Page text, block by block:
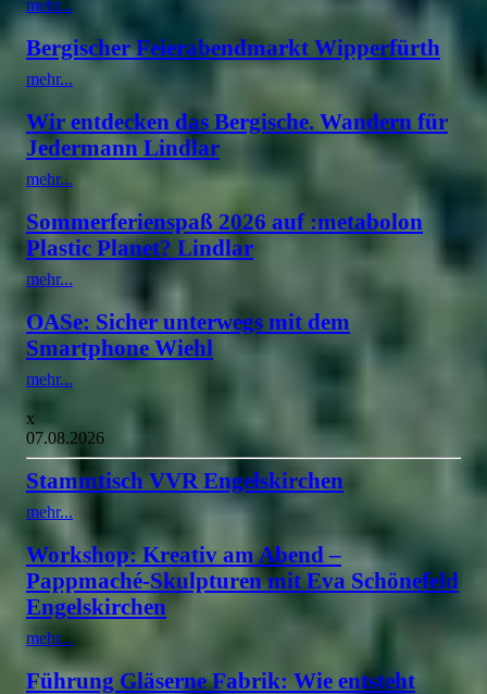
mehr...
Bergischer Feierabendmarkt Wipperfürth
mehr...
Wir entdecken das Bergische. Wandern für
Jedermann Lindlar
mehr...
Sommerferienspaß 2026 auf :metabolon
Plastic Planet? Lindlar
mehr...
OASe: Sicher unterwegs mit dem
Smartphone Wiehl
mehr...
x
07.08.2026
Stammtisch VVR Engelskirchen
mehr...
Workshop: Kreativ am Abend –
Pappmaché-Skulpturen mit Eva Schönefeld
Engelskirchen
mehr...
Führung Gläserne Fabrik: Wie entsteht